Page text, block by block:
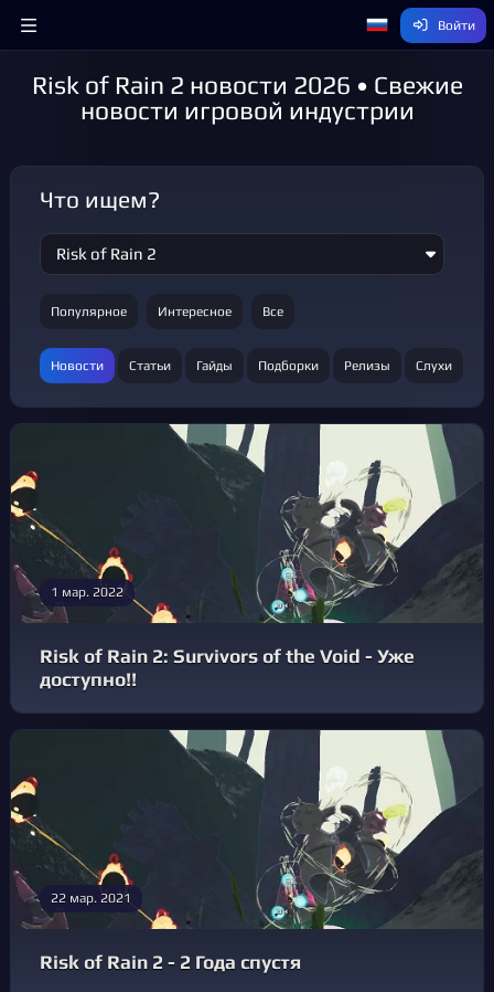
Войти
Risk of Rain 2 новости 2026 • Свежие
новости игровой индустрии
Что ищем?
Популярное Интересное Все
Новости Статьи Гайды Подборки Релизы Слухи
1 мар. 2022
Risk of Rain 2: Survivors of the Void - Уже
доступно!!
22 мар. 2021
Risk of Rain 2 - 2 Года спустя